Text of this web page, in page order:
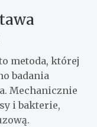
metoda, której
badania
Mechanicznie
i bakterie,